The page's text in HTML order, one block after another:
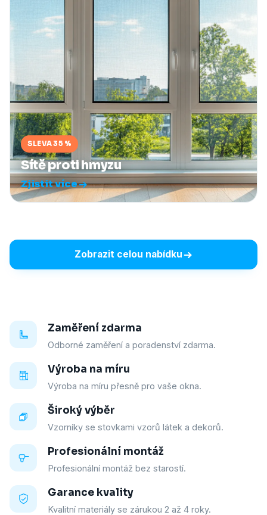
SLEVA 35 %
Sítě proti hmyzu
Zjistit více
Zobrazit celou nabídku
Zaměření zdarma
Odborné zaměření a poradenství zdarma.
Výroba na míru
Výroba na míru přesně pro vaše okna.
Široký výběr
Vzorníky se stovkami vzorů látek a dekorů.
Profesionální montáž
Profesionální montáž bez starostí.
Garance kvality
Kvalitní materiály se zárukou 2 až 4 roky.